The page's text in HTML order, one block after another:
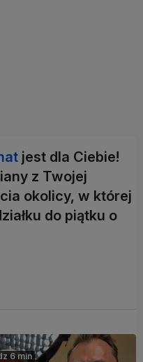
jest dla Ciebie!
z Twojej
okolicy, w której
do piątku o
6 min